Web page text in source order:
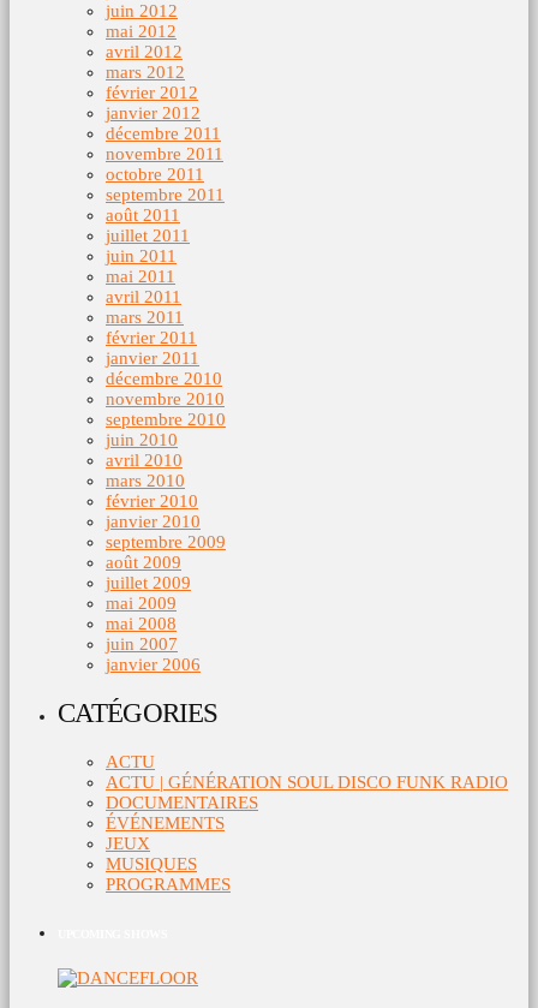
juin 2012
mai 2012
avril 2012
mars 2012
février 2012
janvier 2012
décembre 2011
novembre 2011
octobre 2011
septembre 2011
août 2011
juillet 2011
juin 2011
mai 2011
avril 2011
mars 2011
février 2011
janvier 2011
décembre 2010
novembre 2010
septembre 2010
juin 2010
avril 2010
mars 2010
février 2010
janvier 2010
septembre 2009
août 2009
juillet 2009
mai 2009
mai 2008
juin 2007
janvier 2006
CATÉGORIES
ACTU
ACTU | GÉNÉRATION SOUL DISCO FUNK RADIO
DOCUMENTAIRES
ÉVÉNEMENTS
JEUX
MUSIQUES
PROGRAMMES